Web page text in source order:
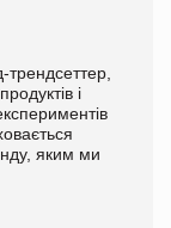
і
яким ми